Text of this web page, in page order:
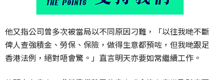
他又指公司曾多次被當局以不同原因刁難，「以往我哋不斷
俾人查強積金、勞保、保險，做得生意都預咗，但我哋跟足
香港法例，絕對唔會驚。」直言明天亦要如常繼續工作。